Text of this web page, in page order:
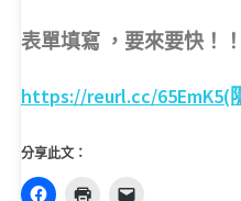
表單填寫 ，要來要快！！
https://reurl.cc/65EmK5(
分享此文：